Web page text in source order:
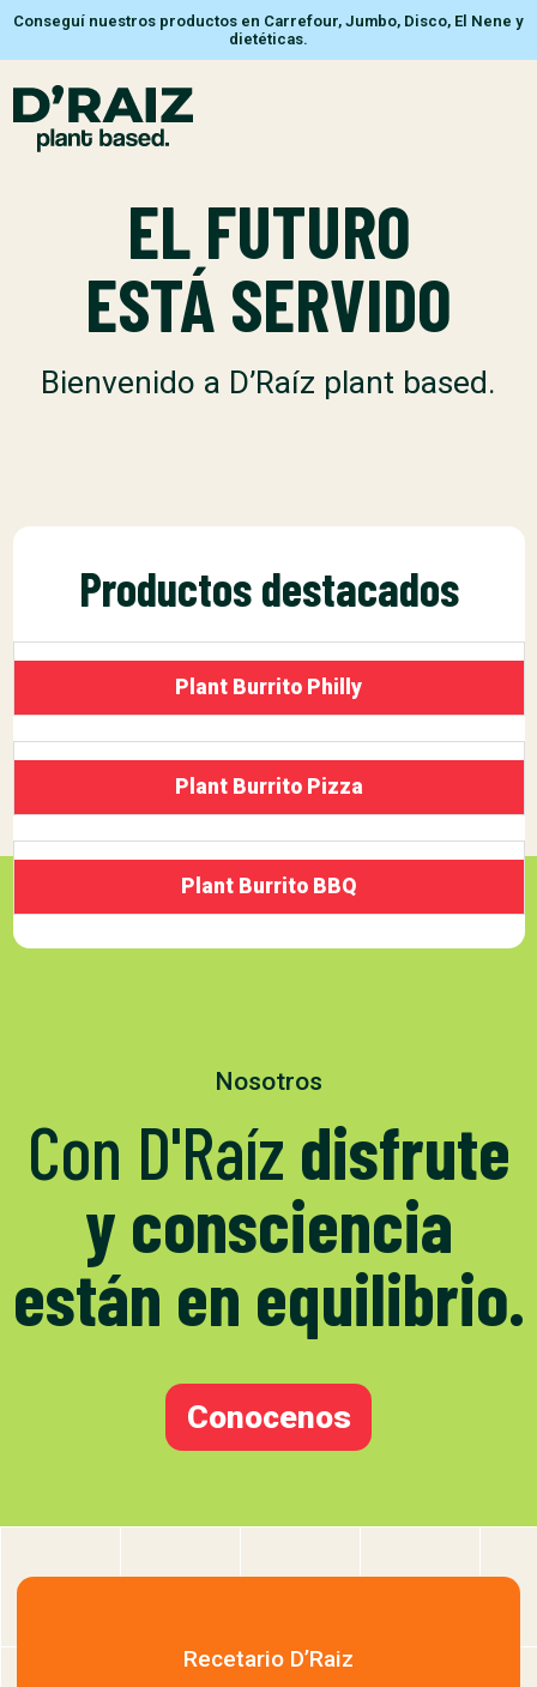
Conseguí nuestros productos en Carrefour, Jumbo, Disco, El Nene y
dietéticas.
EL FUTURO
ESTÁ SERVIDO
Bienvenido a D’Raíz plant based.
Productos destacados
Plant Burrito Philly
Plant Burrito Pizza
Plant Burrito BBQ
Nosotros
Con D'Raíz disfrute
y consciencia
están en equilibrio.
Conocenos
Recetario D’Raiz